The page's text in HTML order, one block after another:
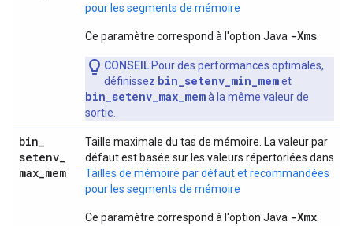
pour les segments de mémoire
Ce paramètre correspond à l'option Java -Xms
CONSEIL:Pour des performances optimales,
définissez bin_setenv_min_memet
bin_setenv_max_memà la même valeur de
sortie.
bin_
setenv_
max_mem
Taille maximale du tas de mémoire. La valeur par
défaut est basée sur les valeurs répertoriées dans
Tailles de mémoire par défaut et recommandées
pour les segments de mémoire
Ce paramètre correspond à l'option Java -Xmx